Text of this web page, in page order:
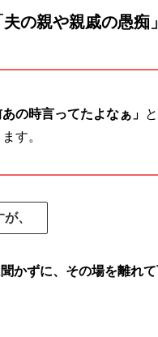
の親や親戚の愚痴
あの時言ってたよなぁ」
す。
、
聞かずに、その場を離れ